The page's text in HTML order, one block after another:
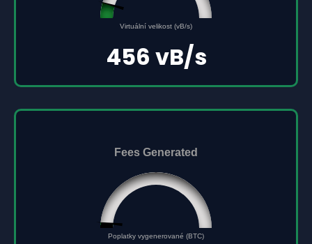
45561691
Virtuální velikost (vB/s)500000000
456 vB/s
Fees Generated
Poplatky vygenerované (BTC)
0 5